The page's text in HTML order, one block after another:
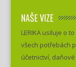
NAŠE VIZE
LERIKA usiluje o
všech potřebách
účetnictví,